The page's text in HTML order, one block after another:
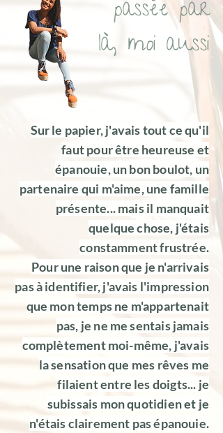
passée par
là, moi aussi
Sur le papier, j'avais tout ce qu'il
faut pour être heureuse et
épanouie, un bon boulot, un
partenaire qui m'aime, une famille
présente... mais il manquait
quelque chose, j'étais
constamment frustrée.
Pour une raison que je n'arrivais
pas à identifier, j'avais l'impression
que mon temps ne m'appartenait
pas, je ne me sentais jamais
complètement moi-même, j'avais
la sensation que mes rêves me
filaient entre les doigts... je
subissais mon quotidien et je
n'étais clairement pas épanouie.